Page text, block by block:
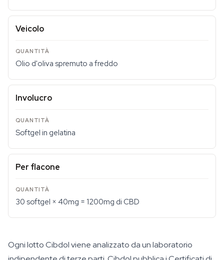
Veicolo
Olio d'oliva spremuto a freddo
Involucro
Softgel in gelatina
Per flacone
30 softgel × 40mg = 1200mg di CBD
Ogni lotto Cibdol viene analizzato da un laboratorio